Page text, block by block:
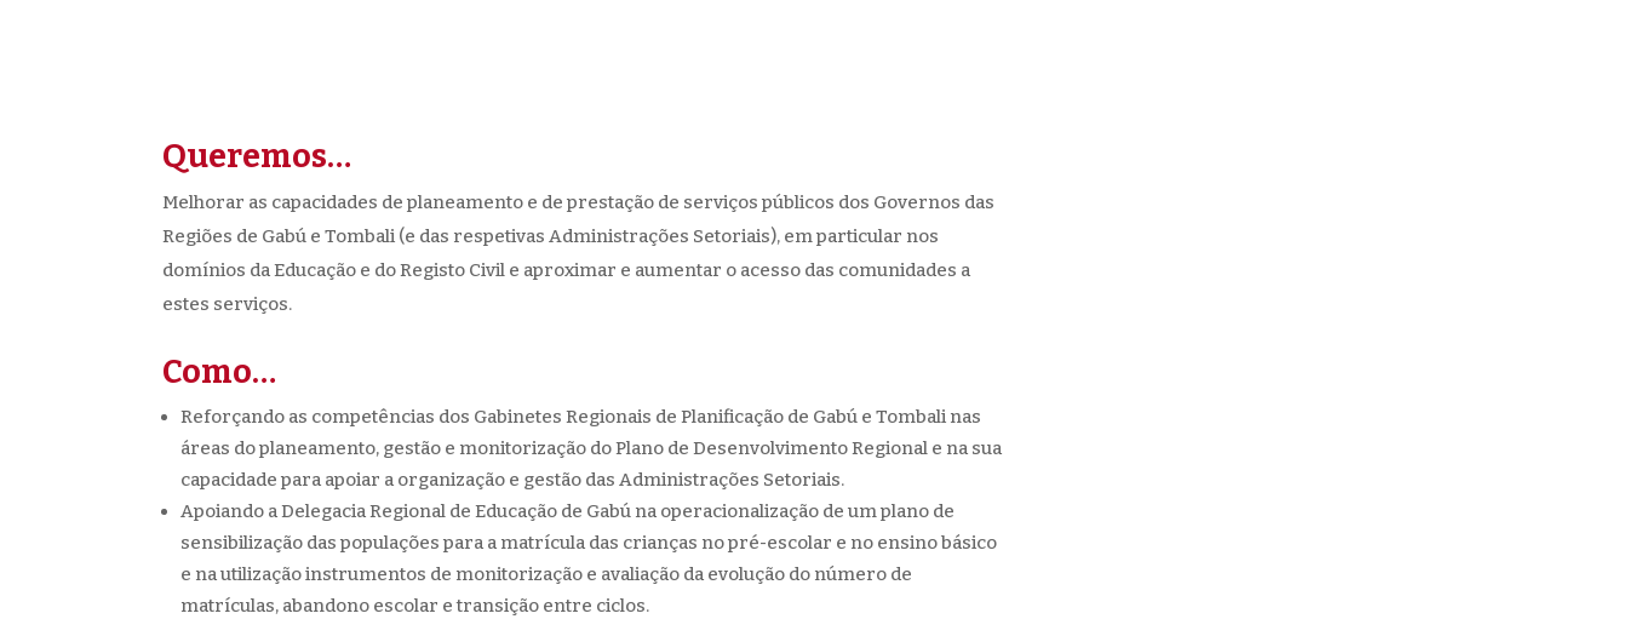
Queremos…
Melhorar as capacidades de planeamento e de prestação de serviços públicos dos Governos das
Regiões de Gabú e Tombali (e das respetivas Administrações Setoriais), em particular nos
domínios da Educação e do Registo Civil e aproximar e aumentar o acesso das comunidades a
estes serviços.
Como…
Reforçando as competências dos Gabinetes Regionais de Planificação de Gabú e Tombali nas
áreas do planeamento, gestão e monitorização do Plano de Desenvolvimento Regional e na sua
capacidade para apoiar a organização e gestão das Administrações Setoriais.
Apoiando a Delegacia Regional de Educação de Gabú na operacionalização de um plano de
sensibilização das populações para a matrícula das crianças no pré-escolar e no ensino básico
e na utilização instrumentos de monitorização e avaliação da evolução do número de
matrículas, abandono escolar e transição entre ciclos.